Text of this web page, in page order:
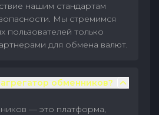
нашим стандартам
Мы стремимся
пользователей только
для обмена валют.
обменников?
— это платформа,